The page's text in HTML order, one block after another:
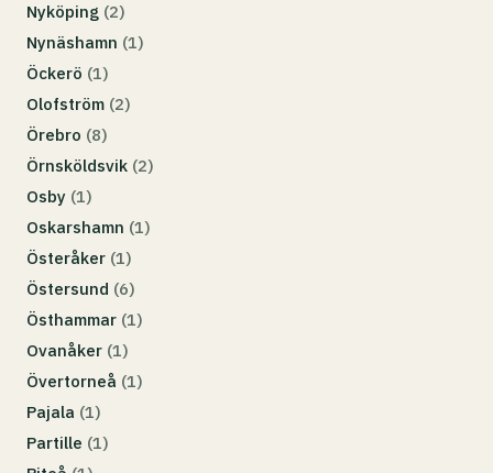
Nyköping (2)
Nynäshamn (1)
Öckerö (1)
Olofström (2)
Örebro (8)
Örnsköldsvik (2)
Osby (1)
Oskarshamn (1)
Österåker (1)
Östersund (6)
Östhammar (1)
Ovanåker (1)
Övertorneå (1)
Pajala (1)
Partille (1)